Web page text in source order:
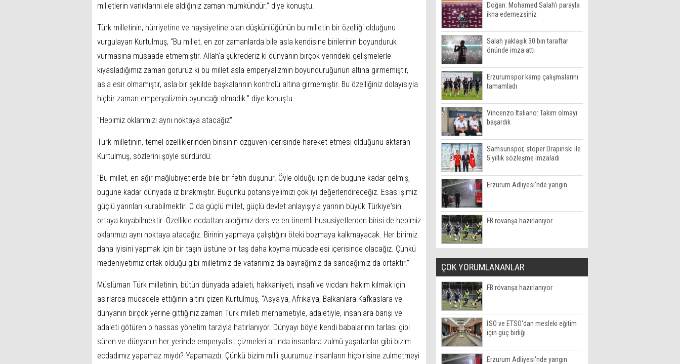
milletlerin varlıklarını ele aldığınız zaman mümkündür.” diye konuştu.
Türk milletinin, hürriyetine ve haysiyetine olan düşkünlüğünün bu milletin bir özelliği olduğunu
vurgulayan Kurtulmuş, “Bu millet, en zor zamanlarda bile asla kendisine birilerinin boyunduruk
vurmasına müsaade etmemiştir. Allah'a şükrederiz ki dünyanın birçok yerindeki gelişmelerle
kıyasladığımız zaman görürüz ki bu millet asla emperyalizmin boyunduruğunun altına girmemiştir,
asla esir olmamıştır, asla bir şekilde başkalarının kontrolü altına girmemiştir. Bu özelliğiniz dolayısıyla
hiçbir zaman emperyalizmin oyuncağı olmadık." diye konuştu.
"Hepimiz oklarımızı aynı noktaya atacağız"
Türk milletinin, temel özelliklerinden birisinin özgüven içerisinde hareket etmesi olduğunu aktaran
Kurtulmuş, sözlerini şöyle sürdürdü:
"Bu millet, en ağır mağlubiyetlerde bile bir fetih düşünür. Öyle olduğu için de bugüne kadar gelmiş,
bugüne kadar dünyada iz bırakmıştır. Bugünkü potansiyelimizi çok iyi değerlendireceğiz. Esas işimiz
güçlü yarınları kurabilmektir. O da güçlü millet, güçlü devlet anlayışıyla yarının büyük Türkiye'sini
ortaya koyabilmektir. Özellikle ecdattan aldığımız ders ve en önemli hususiyetlerden birisi de hepimiz
oklarımızı aynı noktaya atacağız. Birinin yapmaya çalıştığını öteki bozmaya kalkmayacak. Her birimiz
daha iyisini yapmak için bir taşın üstüne bir taş daha koyma mücadelesi içerisinde olacağız. Çünkü
medeniyetimiz ortak olduğu gibi milletimiz de vatanımız da bayrağımız da sancağımız da ortaktır.”
Müslüman Türk milletinin, bütün dünyada adaleti, hakkaniyeti, insafı ve vicdanı hakim kılmak için
asırlarca mücadele ettiğinin altını çizen Kurtulmuş, “Asya'ya, Afrika'ya, Balkanlara Kafkaslara ve
dünyanın birçok yerine gittiğiniz zaman Türk milleti merhametiyle, adaletiyle, insanlara barışı ve
adaleti götüren o hassas yönetim tarzıyla hatırlanıyor. Dünyayı böyle kendi babalarının tarlası gibi
süren ve dünyanın her yerinde emperyalist çizmeleri altında insanlara zulmü yaşatanlar gibi bizim
ecdadımız yapamaz mıydı? Yapamazdı. Çünkü bizim milli şuurumuz insanların hiçbirisine zulmetmeyi
Doğan: Mohamed Salah'ı parayla
ikna edemezsiniz
Salah yaklaşık 30 bin taraftar
önünde imza attı
Erzurumspor kamp çalışmalarını
tamamladı
Vincenzo Italiano: Takım olmayı
başardık
Samsunspor, stoper Drapinski ile
5 yıllık sözleşme imzaladı
Erzurum Adliyesi'nde yangın
FB rövanşa hazırlanıyor
ÇOK YORUMLANANLAR
FB rövanşa hazırlanıyor
İSO ve ETSO'dan mesleki eğitim
için güç birliği
Erzurum Adliyesi'nde yangın